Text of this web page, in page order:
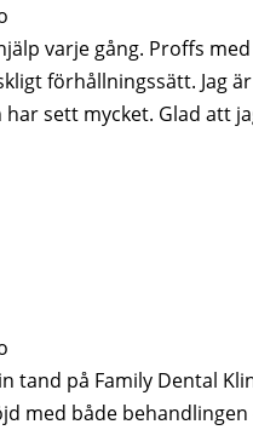
varje gång. Proffs
förhållningssätt. Jag
sett mycket. Glad att
tand på Family Dental
med både behandlingen